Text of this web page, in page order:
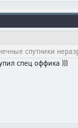
спутники
спец оффика )))